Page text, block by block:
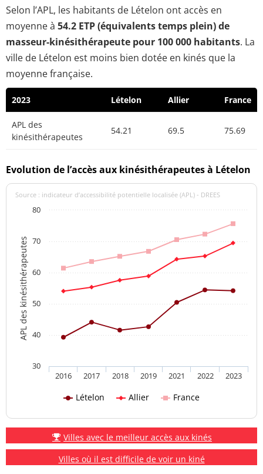
Selon l’APL, les habitants de Lételon ont accès en
moyenne à 54.2 ETP (équivalents temps plein) de
masseur-kinésithérapeute pour 100 000 habitants. La
ville de Lételon est moins bien dotée en kinés que la
moyenne française.
2023 Lételon Allier France
APL des
kinésithérapeutes
54.21 69.5 75.69
Evolution de l’accès aux kinésithérapeutes à Lételon
APL des kinésithérapeutes
Source : indicateur d’accessibilité potentielle localisée (APL) - DREES
Lételon Allier France
2016 2017 2018 2019 2021 2022 2023
30
40
50
60
70
80
Villes avec le meilleur accès aux kinés
Villes où il est difficile de voir un kiné